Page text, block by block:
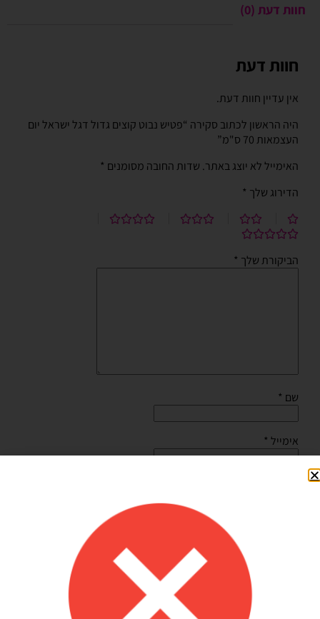
חוות דעת (0)
חוות דעת
אין עדיין חוות דעת.
היה הראשון לכתוב סקירה “פטיש נבוט קוצים גדול דגל ישראל יום
העצמאות 70 ס"מ”
האימייל לא יוצג באתר. שדות החובה מסומנים *
הדירוג שלך *
הביקורת שלך *
שם *
אימייל *
שמור בדפדפן זה את השם, האימייל והאתר שלי לפעם הבאה
Shilav Sayag